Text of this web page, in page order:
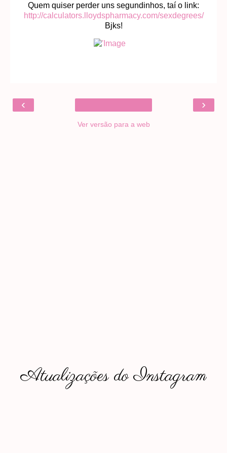
Quem quiser perder uns segundinhos, taí o link:
http://calculators.lloydspharmacy.com/sexdegrees/
Bjks!
‹ ›
Ver versão para a web
Atualizações do Instagram